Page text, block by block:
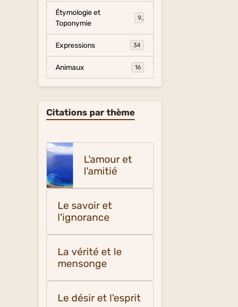
Étymologie et
Toponymie
9
Expressions 34
Animaux 16
Citations par thème
L'amour et
l'amitié
Le savoir et
l'ignorance
La vérité et le
mensonge
Le désir et l'esprit